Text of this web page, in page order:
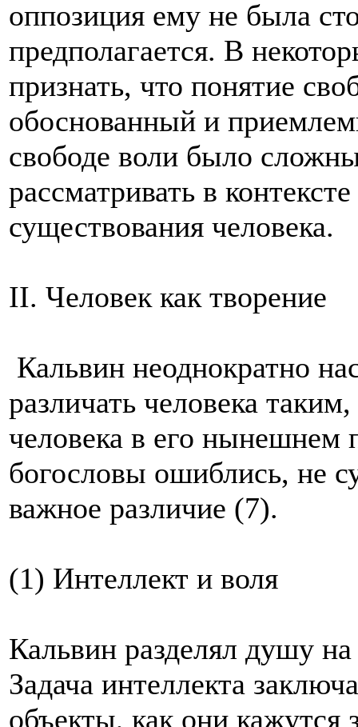
оппозиция ему не была
предполагается. В
признать, что понятие
обоснованный и
свободе воли было
рассматривать в
существования человека.
II. Человек как творение
Кальвин неоднократно
различать человека
человека в его
богословы ошиблись, не
важное различие (7).
(1) Интеллект и воля
Кальвин разделял душу
Задача интеллекта
объекты, как они